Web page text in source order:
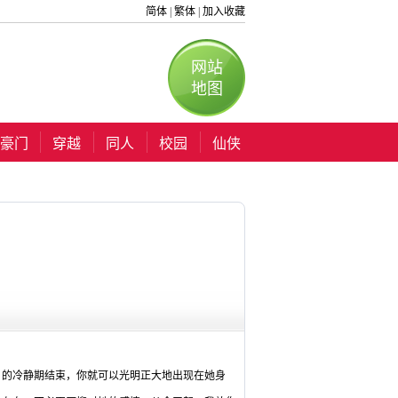
简体 繁体 加入收藏
网站
地图
豪门 穿越 同人 校园 仙侠
冷静期结束，你就可以光明正大地出现在她身